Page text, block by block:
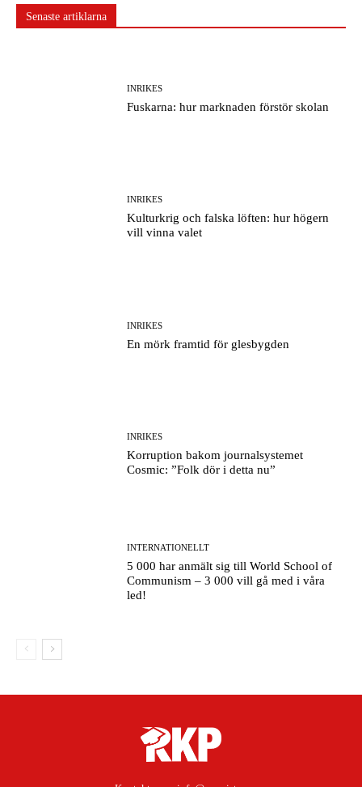
Senaste artiklarna
INRIKES
Fuskarna: hur marknaden förstör skolan
INRIKES
Kulturkrig och falska löften: hur högern
vill vinna valet
INRIKES
En mörk framtid för glesbygden
INRIKES
Korruption bakom journalsystemet
Cosmic: ”Folk dör i detta nu”
INTERNATIONELLT
5 000 har anmält sig till World School of
Communism – 3 000 vill gå med i våra
led!